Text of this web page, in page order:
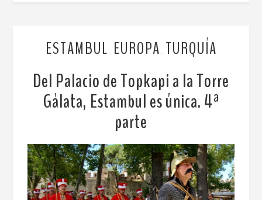
ESTAMBUL, EUROPA, TURQUÍA
Del Palacio de Topkapi a la Torre
Gálata, Estambul es única. 4ª
parte